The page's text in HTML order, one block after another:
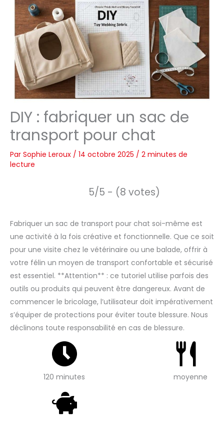
DIY : fabriquer un sac de
transport pour chat
Par Sophie Leroux / 14 octobre 2025 / 2 minutes de
lecture
5/5 - (8 votes)
Fabriquer un sac de transport pour chat soi-même est
une activité à la fois créative et fonctionnelle. Que ce soit
pour une visite chez le vétérinaire ou une balade, offrir à
votre félin un moyen de transport confortable et sécurisé
est essentiel. **Attention** : ce tutoriel utilise parfois des
outils ou produits qui peuvent être dangereux. Avant de
commencer le bricolage, l’utilisateur doit impérativement
s’équiper de protections pour éviter toute blessure. Nous
déclinons toute responsabilité en cas de blessure.
120 minutes moyenne